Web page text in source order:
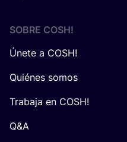
SOBRE COSH!
Únete a COSH!
Quiénes somos
Trabaja en COSH!
Q&A